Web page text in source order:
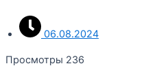
06.08.2024
Просмотры 236